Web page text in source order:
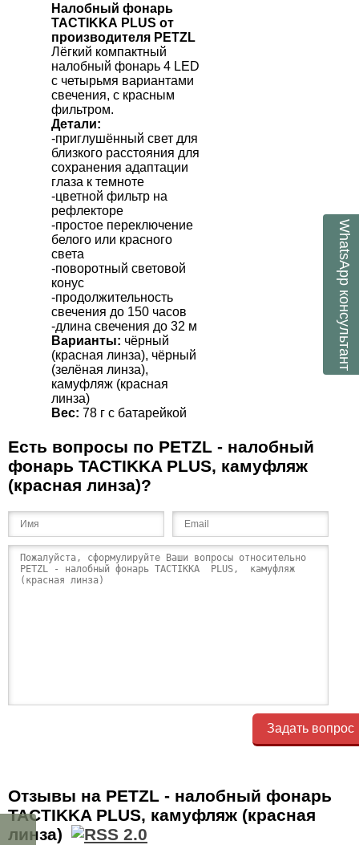
Налобный фонарь
TACTIKKA PLUS от
производителя PETZL
Лёгкий компактный
налобный фонарь 4 LED
с четырьмя вариантами
свечения, с красным
фильтром.
Детали:
-приглушённый свет для
близкого расстояния для
сохранения адаптации
глаза к темноте
-цветной фильтр на
рефлекторе
-простое переключение
белого или красного
света
-поворотный световой
конус
-продолжительность
свечения до 150 часов
-длина свечения до 32 м
Варианты: чёрный
(красная линза), чёрный
(зелёная линза),
камуфляж (красная
линза)
Вес: 78 г с батарейкой
Есть вопросы по PETZL - налобный
фонарь TACTIKKA PLUS, камуфляж
(красная линза)?
Задать вопрос
Отзывы на PETZL - налобный фонарь
TACTIKKA PLUS, камуфляж (красная
линза)
WhatsApp
консультант